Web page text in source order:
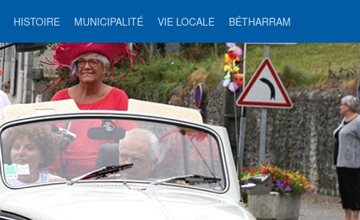
HISTOIRE MUNICIPALITÉ VIE LOCALE BÉTHARRAM